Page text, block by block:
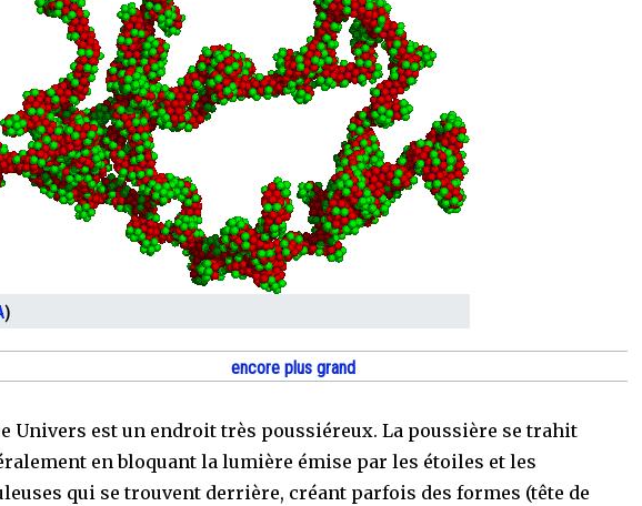
)
encore plus grand
Univers est un endroit très poussiéreux. La poussière se trahit
en bloquant la lumière émise par les étoiles et les
qui se trouvent derrière, créant parfois des formes (tête de